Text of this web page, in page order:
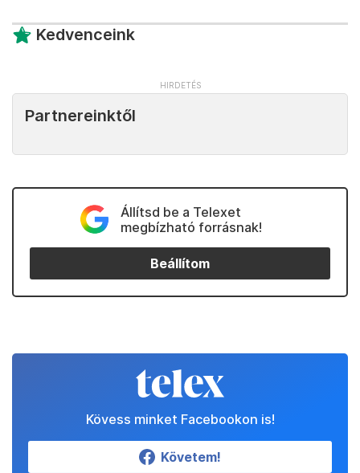
Kedvenceink
Partnereinktől
Állítsd be a Telexet
megbízható forrásnak!
Beállítom
Kövess minket Facebookon is!
Követem!